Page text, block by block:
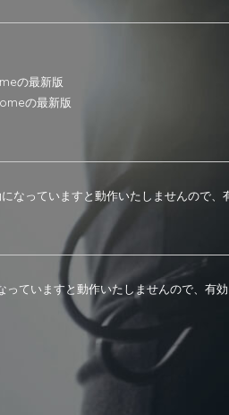
の最新版
の最新版
なっていますと動作いたしませんので、
ていますと動作いたしませんので、有効